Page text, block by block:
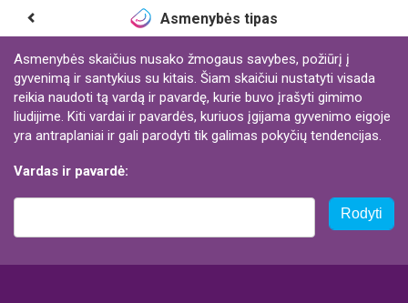
Asmenybės tipas
Asmenybės skaičius nusako žmogaus savybes, požiūrį į
gyvenimą ir santykius su kitais. Šiam skaičiui nustatyti visada
reikia naudoti tą vardą ir pavardę, kurie buvo įrašyti gimimo
liudijime. Kiti vardai ir pavardės, kuriuos įgijama gyvenimo eigoje
yra antraplaniai ir gali parodyti tik galimas pokyčių tendencijas.
Vardas ir pavardė:
Rodyti